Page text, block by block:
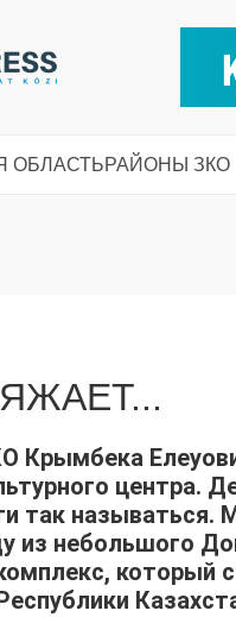
ОБЛАСТЬРАЙОНЫ ЗКО
Крымбека
центра.
так
из небольшого
который